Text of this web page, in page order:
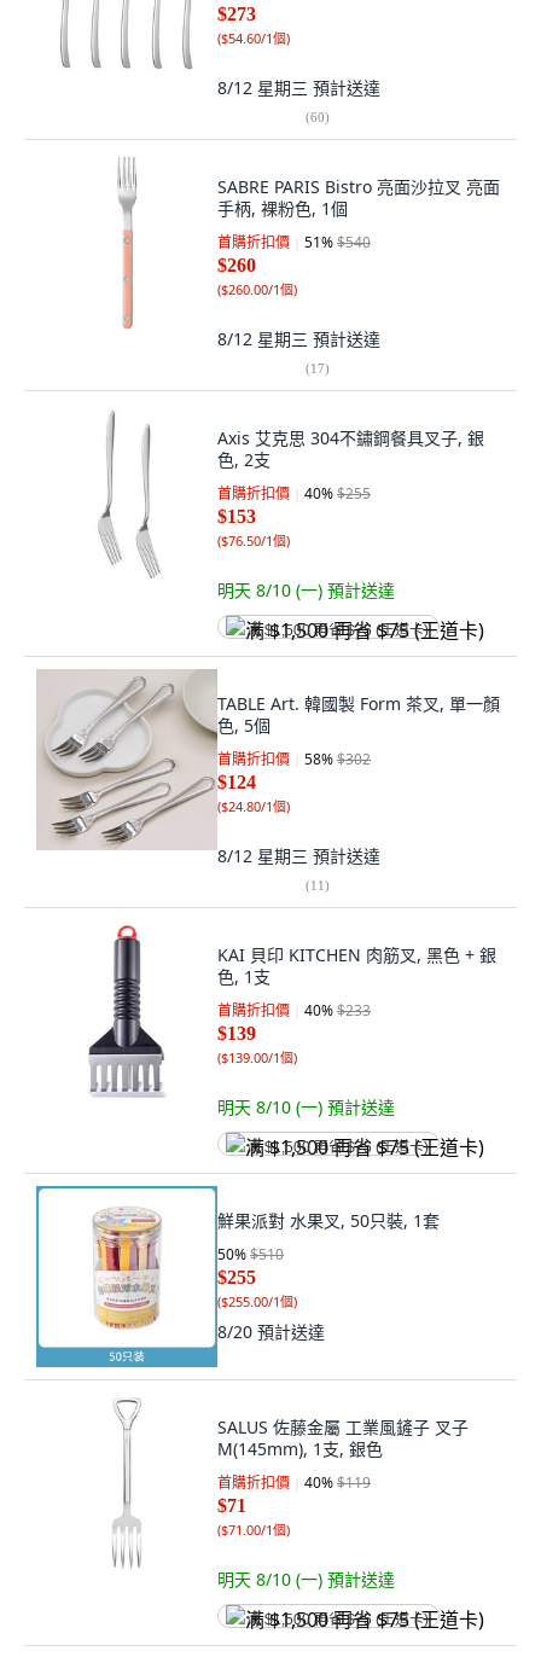
$273
($54.60/1個)
8/12 星期三 預計送達
(60)
SABRE PARIS Bistro 亮面沙拉叉 亮面
手柄, 裸粉色, 1個
首購折扣價 51%$540
$260
($260.00/1個)
8/12 星期三 預計送達
(17)
Axis 艾克思 304不鏽鋼餐具叉子, 銀
色, 2支
首購折扣價 40%$255
$153
($76.50/1個)
明天 8/10 (一) 預計送達
满 $1,500 再省 $75 (王道卡)
TABLE Art. 韓國製 Form 茶叉, 單一顏
色, 5個
首購折扣價 58%$302
$124
($24.80/1個)
8/12 星期三 預計送達
(11)
KAI 貝印 KITCHEN 肉筋叉, 黑色 + 銀
色, 1支
首購折扣價 40%$233
$139
($139.00/1個)
明天 8/10 (一) 預計送達
满 $1,500 再省 $75 (王道卡)
鮮果派對 水果叉, 50只裝, 1套
50%$510
$255
($255.00/1個)
8/20 預計送達
SALUS 佐藤金屬 工業風鏟子 叉子
M(145mm), 1支, 銀色
首購折扣價 40%$119
$71
($71.00/1個)
明天 8/10 (一) 預計送達
满 $1,500 再省 $75 (王道卡)